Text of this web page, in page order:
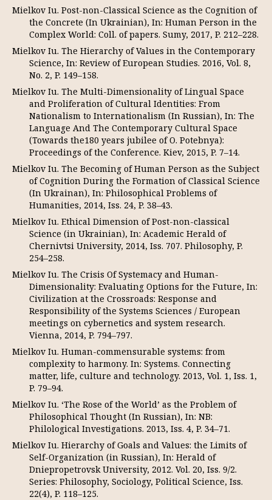
Mielkov Iu. Post-non-Classical Science as the Cognition of
the Concrete (In Ukrainian), In: Human Person in the
Complex World: Coll. of papers. Sumy, 2017, P. 212–228.
Mielkov Iu. The Hierarchy of Values in the Contemporary
Science, In: Review of European Studies. 2016, Vol. 8,
No. 2, P. 149–158.
Mielkov Iu. The Multi-Dimensionality of Lingual Space
and Proliferation of Cultural Identities: From
Nationalism to Internationalism (In Russian), In: The
Language And The Contemporary Cultural Space
(Towards the180 years jubilee of O. Potebnya):
Proceedings of the Conference. Kiev, 2015, P. 7–14.
Mielkov Iu. The Becoming of Human Person as the Subject
of Cognition During the Formation of Classical Science
(In Ukrainan), In: Philosophical Problems of
Humanities, 2014, Iss. 24, P. 38–43.
Mielkov Iu. Ethical Dimension of Post-non-classical
Science (in Ukrainian), In: Academic Herald of
Chernivtsi University, 2014, Iss. 707. Philosophy, P.
254–258.
Mielkov Iu. The Crisis Of Systemacy and Human-
Dimensionality: Evaluating Options for the Future, In:
Civilization at the Crossroads: Response and
Responsibility of the Systems Sciences / European
meetings on cybernetics and system research.
Vienna, 2014, P. 794–797.
Mielkov Iu. Human-commensurable systems: from
complexity to harmony. In: Systems. Connecting
matter, life, culture and technology. 2013, Vol. 1, Iss. 1,
P. 79–94.
Mielkov Iu. ‘The Rose of the World’ as the Problem of
Philosophical Thought (In Russian), In: NB:
Philological Investigations. 2013, Iss. 4, P. 34–71.
Mielkov Iu. Hierarchy of Goals and Values: the Limits of
Self-Organization (in Russian), In: Herald of
Dniepropetrovsk University, 2012. Vol. 20, Iss. 9/2.
Series: Philosophy, Sociology, Political Science, Iss.
22(4), P. 118–125.